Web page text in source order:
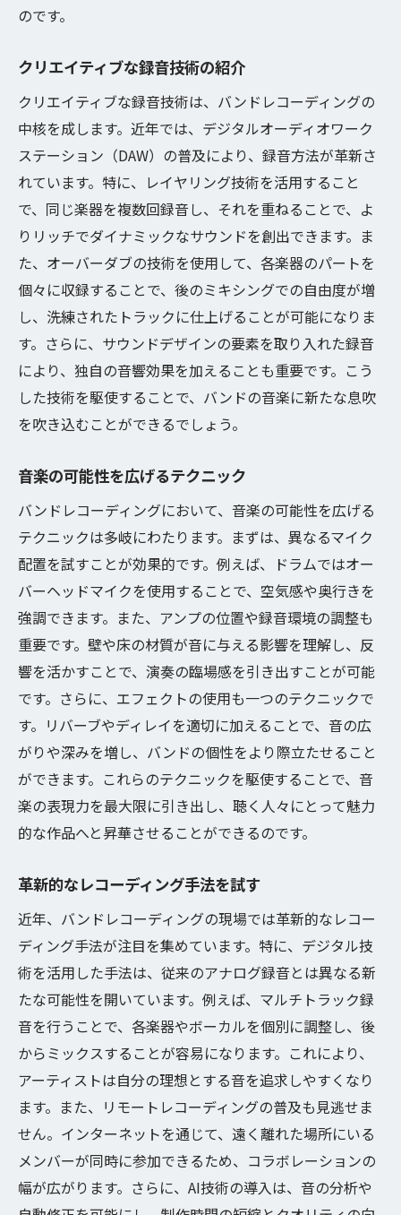
のです。
クリエイティブな録音技術の紹介
クリエイティブな録音技術は、バンドレコーディングの
中核を成します。近年では、デジタルオーディオワーク
ステーション（DAW）の普及により、録音方法が革新さ
れています。特に、レイヤリング技術を活用すること
で、同じ楽器を複数回録音し、それを重ねることで、よ
りリッチでダイナミックなサウンドを創出できます。ま
た、オーバーダブの技術を使用して、各楽器のパートを
個々に収録することで、後のミキシングでの自由度が増
し、洗練されたトラックに仕上げることが可能になりま
す。さらに、サウンドデザインの要素を取り入れた録音
により、独自の音響効果を加えることも重要です。こう
した技術を駆使することで、バンドの音楽に新たな息吹
を吹き込むことができるでしょう。
音楽の可能性を広げるテクニック
バンドレコーディングにおいて、音楽の可能性を広げる
テクニックは多岐にわたります。まずは、異なるマイク
配置を試すことが効果的です。例えば、ドラムではオー
バーヘッドマイクを使用することで、空気感や奥行きを
強調できます。また、アンプの位置や録音環境の調整も
重要です。壁や床の材質が音に与える影響を理解し、反
響を活かすことで、演奏の臨場感を引き出すことが可能
です。さらに、エフェクトの使用も一つのテクニックで
す。リバーブやディレイを適切に加えることで、音の広
がりや深みを増し、バンドの個性をより際立たせること
ができます。これらのテクニックを駆使することで、音
楽の表現力を最大限に引き出し、聴く人々にとって魅力
的な作品へと昇華させることができるのです。
革新的なレコーディング手法を試す
近年、バンドレコーディングの現場では革新的なレコー
ディング手法が注目を集めています。特に、デジタル技
術を活用した手法は、従来のアナログ録音とは異なる新
たな可能性を開いています。例えば、マルチトラック録
音を行うことで、各楽器やボーカルを個別に調整し、後
からミックスすることが容易になります。これにより、
アーティストは自分の理想とする音を追求しやすくなり
ます。また、リモートレコーディングの普及も見逃せま
せん。インターネットを通じて、遠く離れた場所にいる
メンバーが同時に参加できるため、コラボレーションの
幅が広がります。さらに、AI技術の導入は、音の分析や